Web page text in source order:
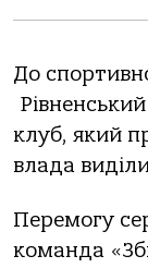
До
клуб, який
влада
Перемогу
команда